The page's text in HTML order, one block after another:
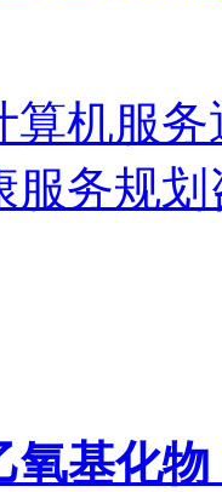
算机服务
服务规划
氧基化